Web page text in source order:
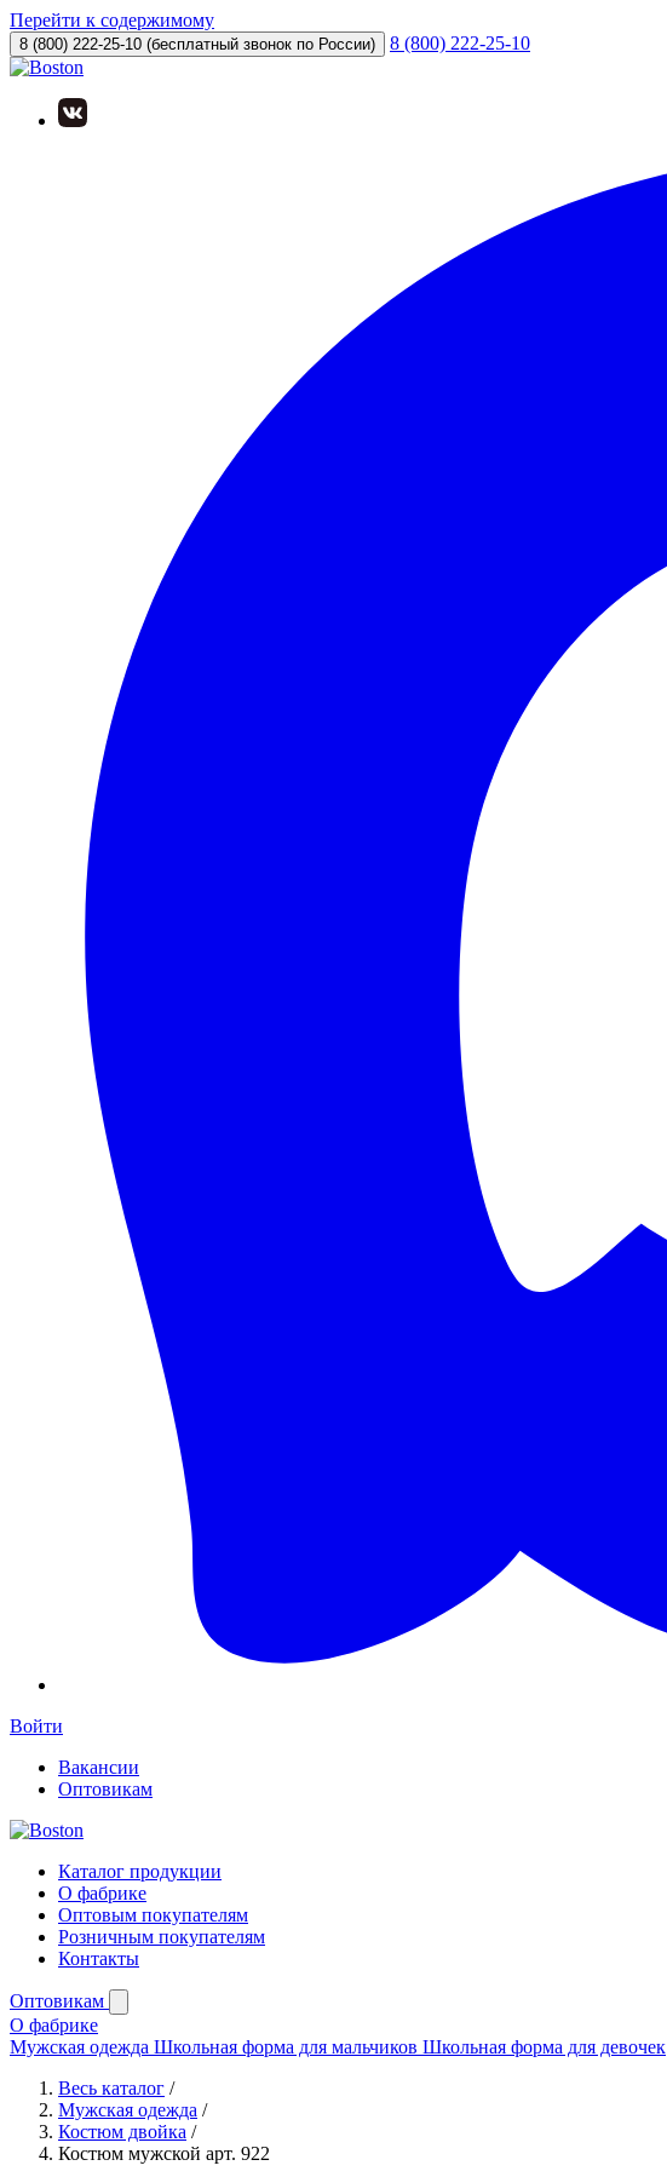
Перейти к содержимому
8 (800) 222-25-10 (бесплатный звонок по России) 8 (800) 222-25-10
Войти
Вакансии
Оптовикам
Каталог продукции
О фабрике
Оптовым покупателям
Розничным покупателям
Контакты
Оптовикам
О фабрике
Мужская одежда Школьная форма для мальчиков Школьная форма для девочек
Весь каталог /
Мужская одежда /
Костюм двойка /
Костюм мужской арт. 922